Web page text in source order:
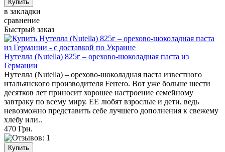
в закладки
сравнение
Быстрый заказ
Нутелла (Nutella) 825г – орехово-шоколадная паста из
Германии
Нутелла (Nutella) – орехово-шоколадная паста известного
итальянского производителя Ferrero. Вот уже больше шести
десятков лет приносит хорошее настроение семейному
завтраку по всему миру. ЕЕ любят взрослые и дети, ведь
невозможно представить себе лучшего дополнения к свежему
хлебу или..
470 Грн.